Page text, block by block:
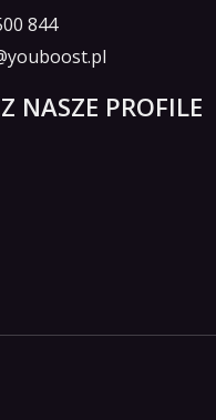
844
NASZE PROFILE